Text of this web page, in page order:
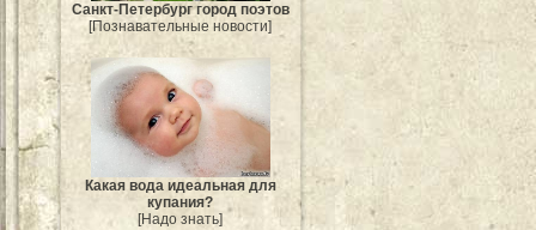
Санкт-Петербург город поэтов
[Познавательные новости]
Какая вода идеальная для
купания?
[Надо знать]